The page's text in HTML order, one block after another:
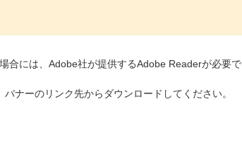
合には、Adobe社が提供するAdobe Readerが必要で
ナーのリンク先からダウンロードしてください。